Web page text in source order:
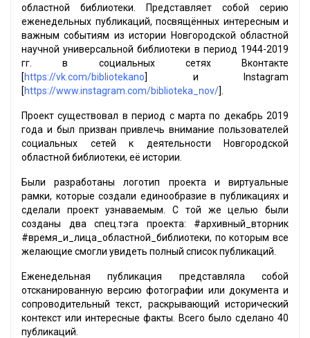
областной библиотеки. Представляет собой серию
еженедельных публикаций, посвящённых интересным и
важным событиям из истории Новгородской областной
научной универсальной библиотеки в период 1944-2019
гг. в социальных сетях Вконтакте
[https://vk.com/bibliotekano] и Instagram
[https://www.instagram.com/biblioteka_nov/].
Проект существовал в период с марта по декабрь 2019
года и был призван привлечь внимание пользователей
социальных сетей к деятельности Новгородской
областной библиотеки, её истории.
Были разработаны логотип проекта и виртуальные
рамки, которые создали единообразие в публикациях и
сделали проект узнаваемым. С той же целью были
созданы два спец.тэга проекта: #архивный_вторник
#время_и_лица_областной_библиотеки, по которым все
желающие смогли увидеть полный список публикаций.
Еженедельная публикация представляла собой
отсканированную версию фотографии или документа и
сопроводительный текст, раскрывающий исторический
контекст или интересные факты. Всего было сделано 40
публикаций.